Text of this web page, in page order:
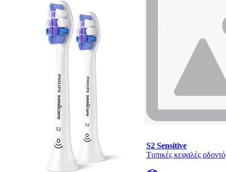
S2 Sensitive
Τυπικές κεφαλές